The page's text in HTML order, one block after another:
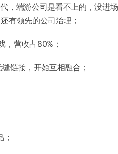
，端游公司是看不上的，没进
有领先的公司治理；
，营收占80%；
链接，开始互相融合；